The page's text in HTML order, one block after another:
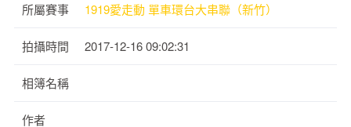
所屬賽事 1919愛走動 單車環台大串聯（新竹）
拍攝時間 2017-12-16 09:02:31
相簿名稱
作者